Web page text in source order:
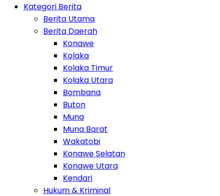
Kategori Berita
Berita Utama
Berita Daerah
Konawe
Kolaka
Kolaka Timur
Kolaka Utara
Bombana
Buton
Muna
Muna Barat
Wakatobi
Konawe Selatan
Konawe Utara
Kendari
Hukum & Kriminal